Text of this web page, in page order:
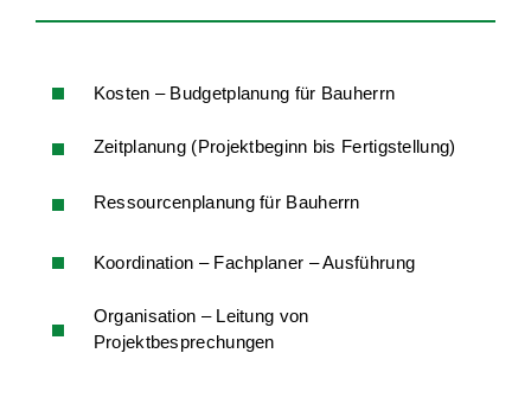
Kosten – Budgetplanung für Bauherrn
Zeitplanung (Projektbeginn bis Fertigstellung)
Ressourcenplanung für Bauherrn
Koordination – Fachplaner – Ausführung
Organisation – Leitung von
Projektbesprechungen